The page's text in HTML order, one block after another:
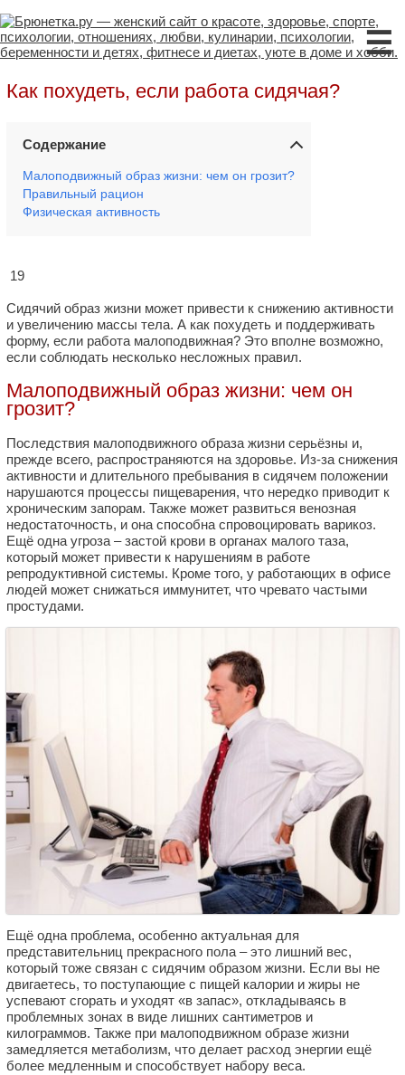
☰
Как похудеть, если работа сидячая?
Содержание
Малоподвижный образ жизни: чем он грозит?
Правильный рацион
Физическая активность
19
Сидячий образ жизни может привести к снижению активности
и увеличению массы тела. А как похудеть и поддерживать
форму, если работа малоподвижная? Это вполне возможно,
если соблюдать несколько несложных правил.
Малоподвижный образ жизни: чем он
грозит?
Последствия малоподвижного образа жизни серьёзны и,
прежде всего, распространяются на здоровье. Из-за снижения
активности и длительного пребывания в сидячем положении
нарушаются процессы пищеварения, что нередко приводит к
хроническим запорам. Также может развиться венозная
недостаточность, и она способна спровоцировать варикоз.
Ещё одна угроза – застой крови в органах малого таза,
который может привести к нарушениям в работе
репродуктивной системы. Кроме того, у работающих в офисе
людей может снижаться иммунитет, что чревато частыми
простудами.
Ещё одна проблема, особенно актуальная для
представительниц прекрасного пола – это лишний вес,
который тоже связан с сидячим образом жизни. Если вы не
двигаетесь, то поступающие с пищей калории и жиры не
успевают сгорать и уходят «в запас», откладываясь в
проблемных зонах в виде лишних сантиметров и
килограммов. Также при малоподвижном образе жизни
замедляется метаболизм, что делает расход энергии ещё
более медленным и способствует набору веса.